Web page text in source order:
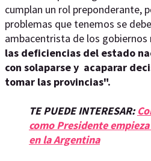
cumplan un rol preponderante,
problemas que tenemos se
ambacentrista de los gobiernos
las deficiencias del estado
con solaparse y acaparar
tomar las provincias".
TE PUEDE INTERESAR:
como Presidente
en la Argentina